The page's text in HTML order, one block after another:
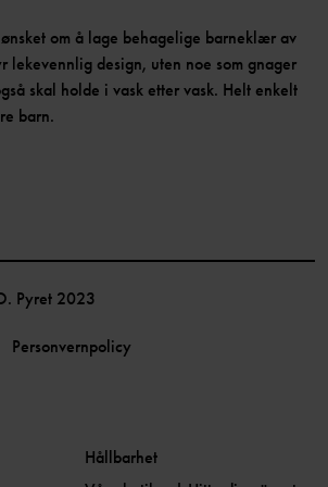
om å lage behagelige barneklær av
lekevennlig design, uten noe som gnager
skal holde i vask etter vask. Helt enkelt
barn.
Pyret 2023
Personvernpolicy
Hållbarhet